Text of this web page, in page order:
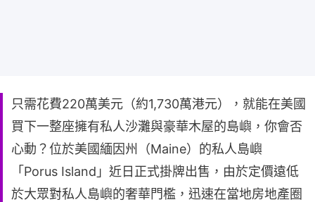
只需花費220萬美元（約1,730萬港元），就能在美國
買下一整座擁有私人沙灘與豪華木屋的島嶼，你會否
心動？位於美國緬因州（Maine）的私人島嶼
「Porus Island」近日正式掛牌出售，由於定價遠低
於大眾對私人島嶼的奢華門檻，迅速在當地房地產圈